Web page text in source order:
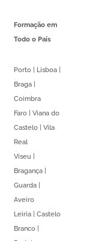
Formação em
Todo o País
Porto | Lisboa |
Braga |
Coimbra
Faro | Viana do
Castelo | Vila
Real
Viseu |
Bragança |
Guarda |
Aveiro
Leiria | Castelo
Branco |